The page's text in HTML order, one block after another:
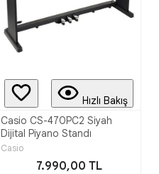
Hızlı Bakış
Casio CS-470PC2 Siyah
Dijital Piyano Standı
Casio
7.990,00 TL